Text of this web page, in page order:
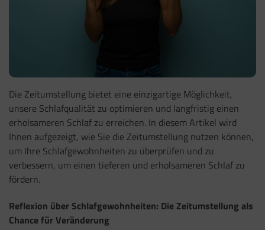
Die Zeitumstellung bietet eine einzigartige Möglichkeit,
unsere Schlafqualität zu optimieren und langfristig einen
erholsameren Schlaf zu erreichen. In diesem Artikel wird
Ihnen aufgezeigt, wie Sie die Zeitumstellung nutzen können,
um Ihre Schlafgewohnheiten zu überprüfen und zu
verbessern, um einen tieferen und erholsameren Schlaf zu
fördern.
Reflexion über Schlafgewohnheiten: Die Zeitumstellung als
Chance für Veränderung